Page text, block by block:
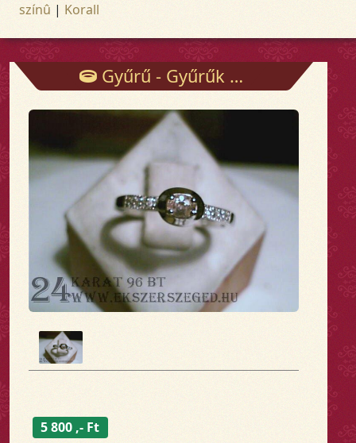
színû | Korall
Gyűrű - Gyűrűk - Arany és ezüst ékszerek
5 800 ,- Ft